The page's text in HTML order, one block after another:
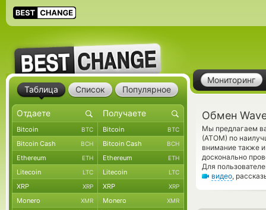
Мониторинг
Обмен
Мы предлагаем
(ATOM) по
внимание также
досконально
Для
видео,
Таблица Список Популярное
Bitcoin BTC Bitcoin BTC
Bitcoin Cash BCH Bitcoin Cash BCH
Ethereum ETH Ethereum ETH
Litecoin LTC Litecoin LTC
XRP XRP XRP XRP
Monero XMR Monero XMR